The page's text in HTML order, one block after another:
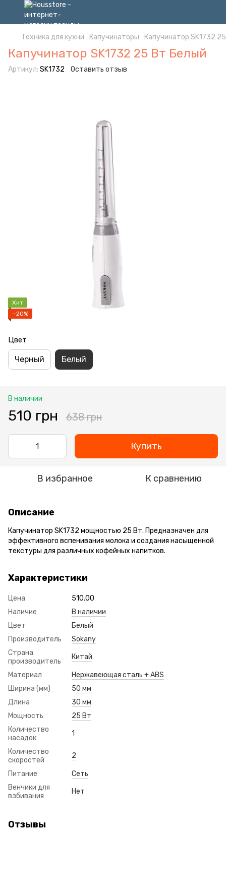
Техника для кухни Капучинаторы Капучинатор SK1732
Капучинатор SK1732 25 Вт Белый
Артикул: SK1732 Оставить отзыв
Хит
−20%
Цвет
Черный Белый
В наличии
510 грн 638 грн
Купить
В избранное К сравнению
Описание
Капучинатор SK1732 мощностью 25 Вт. Предназначен для
эффективного вспенивания молока и создания насыщенной
текстуры для различных кофейных напитков.
Характеристики
Цена
510.00
Наличие
В наличии
Цвет
Белый
Производитель
Sokany
Страна
производитель
Китай
Материал
Нержавеющая сталь + ABS
Ширина (мм)
50 мм
Длина
30 мм
Мощность
25 Вт
Количество
насадок
1
Количество
скоростей
2
Питание
Сеть
Венчики для
взбивания
Нет
Отзывы